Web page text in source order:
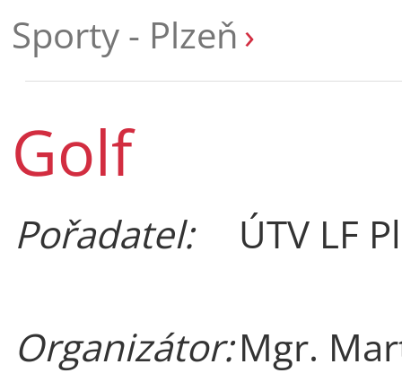
Sporty - Plzeň
Golf
Pořadatel: ÚTV LF
Organizátor:Mgr.